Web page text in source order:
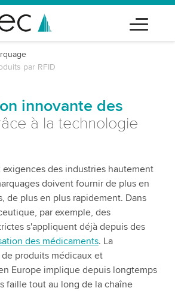
par RFID
innovante des
à la technologie
exigences des industries hautement
doivent fournir de plus en
de plus en plus rapidement. Dans
par exemple, des
s'appliquent déjà depuis des
des médicaments. La
produits médicaux et
Europe implique depuis longtemps
faille tout au long de la chaîne